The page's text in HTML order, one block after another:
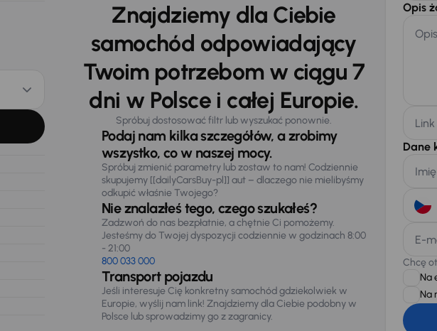
Znajdziemy dla Ciebie
samochód odpowiadający
Twoim potrzebom w ciągu 7
dni w Polsce i całej Europie.
Spróbuj dostosować filtr lub wyszukać ponownie.
Podaj nam kilka szczegółów, a zrobimy
wszystko, co w naszej mocy.
Spróbuj zmienić parametry lub zostaw to nam! Codziennie
skupujemy [[dailyCarsBuy-pl]] aut – dlaczego nie mielibyśmy
odkupić właśnie Twojego?
Nie znalazłeś tego, czego szukałeś?
Zadzwoń do nas bezpłatnie, a chętnie Ci pomożemy.
Jesteśmy do Twojej dyspozycji codziennie w godzinach 8:00
- 21:00
800 033 000
Transport pojazdu
Jeśli interesuje Cię konkretny samochód gdziekolwiek w
Europie, wyślij nam link! Znajdziemy dla Ciebie podobny w
Polsce lub sprowadzimy go z zagranicy.
Opis
Dane
E-
Chcę
Na
Na